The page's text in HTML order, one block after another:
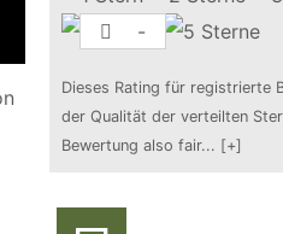
-
Dieses Rating für registrierte
der Qualität der verteilten
Bewertung also fair... [+]